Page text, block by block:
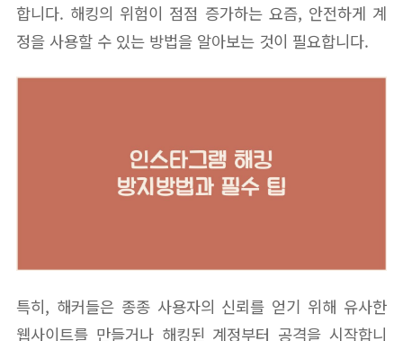
합니다. 해킹의 위험이 점점 증가하는 요즘, 안전하게 계
정을 사용할 수 있는 방법을 알아보는 것이 필요합니다.
특히, 해커들은 종종 사용자의 신뢰를 얻기 위해 유사한
웹사이트를 만들거나 해킹된 계정부터 공격을 시작합니